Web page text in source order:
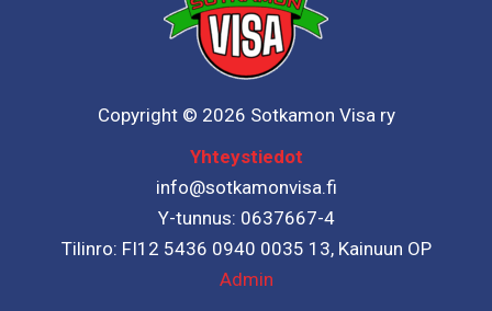
Copyright © 2026 Sotkamon Visa ry
Yhteystiedot
info@sotkamonvisa.fi
Y-tunnus: 0637667-4
Tilinro: FI12 5436 0940 0035 13, Kainuun OP
Admin